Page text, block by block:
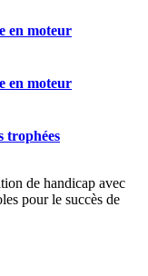
en moteur
en moteur
trophées
de handicap avec
pour le succès de